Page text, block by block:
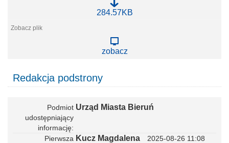
t
i
f
g
j
p
284.57KB
zobacz
Redakcja podstrony
Podmiot
udostępniający
informację
Urząd Miasta Bieruń
Pierwsza Kucz Magdalena 2025-08-26 11:08